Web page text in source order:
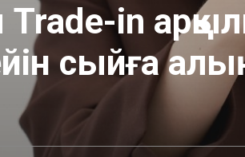
in
сыйға